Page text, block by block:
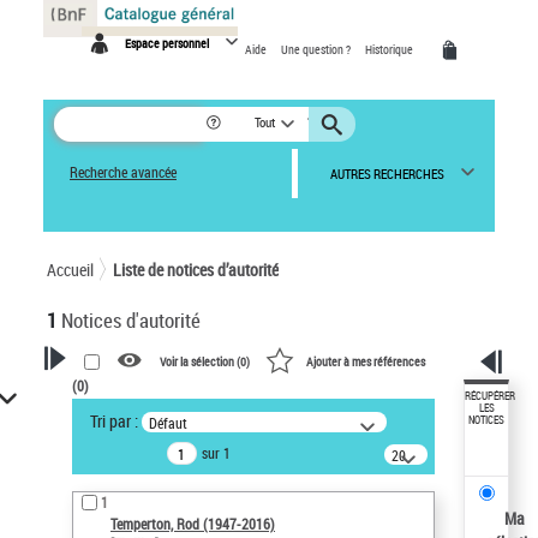
Espace personnel Aide Une question ? Historique
Tout
Recherche avancée AUTRES RECHERCHES
Accueil Liste de notices d’autorité
1 Notices d'autorité
VOTRE RECHERCHE
Recherche avancée dans les
notices d’autorité
Œuvres liées à l'auteur :
Temperton, Rod (1947-2016)
Voir la sélection (0) Ajouter à mes références
(0)
Tri par : Défaut
sur 1
20
résultats/page
1
Temperton, Rod (1947-2016)
RÉCUPÉRER
LES
NOTICES
Ma
Panneau de gestion des cookies